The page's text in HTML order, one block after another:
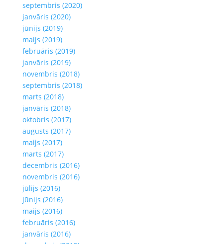
septembris (2020)
janvāris (2020)
jūnijs (2019)
maijs (2019)
februāris (2019)
janvāris (2019)
novembris (2018)
septembris (2018)
marts (2018)
janvāris (2018)
oktobris (2017)
augusts (2017)
maijs (2017)
marts (2017)
decembris (2016)
novembris (2016)
jūlijs (2016)
jūnijs (2016)
maijs (2016)
februāris (2016)
janvāris (2016)